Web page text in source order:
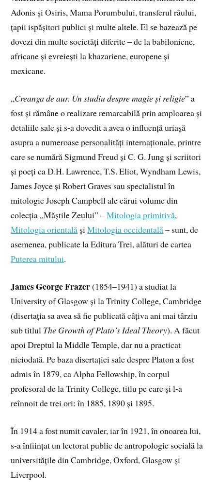
Adonis și Osiris, Mama Porumbului, transferul răului,
țapii ispășitori publici și multe altele. El se bazează pe
dovezi din multe societăți diferite – de la babiloniene,
africane și evreiești la khazariene, europene și
mexicane.
„Creanga de aur. Un studiu despre magie și religie” a
fost și rămâne o realizare remarcabilă prin amploarea și
detaliile sale și s-a dovedit a avea o influență uriașă
asupra a numeroase personalități internaționale, printre
care se numără Sigmund Freud și C. G. Jung și scriitori
și poeți ca D.H. Lawrence, T.S. Eliot, Wyndham Lewis,
James Joyce și Robert Graves sau specialistul în
mitologie Joseph Campbell ale cărui volume din
colecția „Măștile Zeului” –Mitologia primitivă,
Mitologia orientală șiMitologia occidentală– sunt, de
asemenea, publicate la Editura Trei, alături de cartea
Puterea mitului.
James George Frazer(1854–1941) a studiat la
University of Glasgow și la Trinity College, Cambridge
(disertația sa avea să fie publicată câțiva ani mai târziu
sub titlul The Growth of Plato’s Ideal Theory). A făcut
apoi Dreptul la Middle Temple, dar nu a practicat
niciodată. Pe baza disertației sale despre Platon a fost
admis în 1879, ca Alpha Fellowship, în corpul
profesoral de la Trinity College, titlu pe care și l-a
reînnoit de trei ori: în 1885, 1890 și 1895.
În 1914 a fost numit cavaler, iar în 1921, în onoarea lui,
s-a înființat un lectorat public de antropologie socială la
universitățile din Cambridge, Oxford, Glasgow și
Liverpool.